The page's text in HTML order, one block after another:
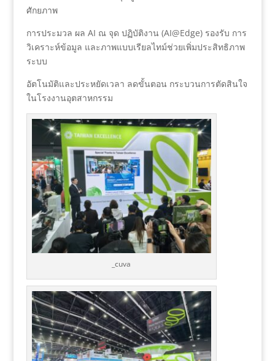
ศักยภาพ
การประมวล ผล AI ณ จุด ปฏิบัติงาน (AI@Edge) รองรับ การ
วิเคราะห์ข้อมูล และภาพแบบเรียลไทม์ช่วยเพิ่มประสิทธิภาพ
ระบบ
อัตโนมัติและประหยัดเวลา ลดขั้นตอน กระบวนการตัดสินใจ
ในโรงงานอุตสาหกรรม
_cuva